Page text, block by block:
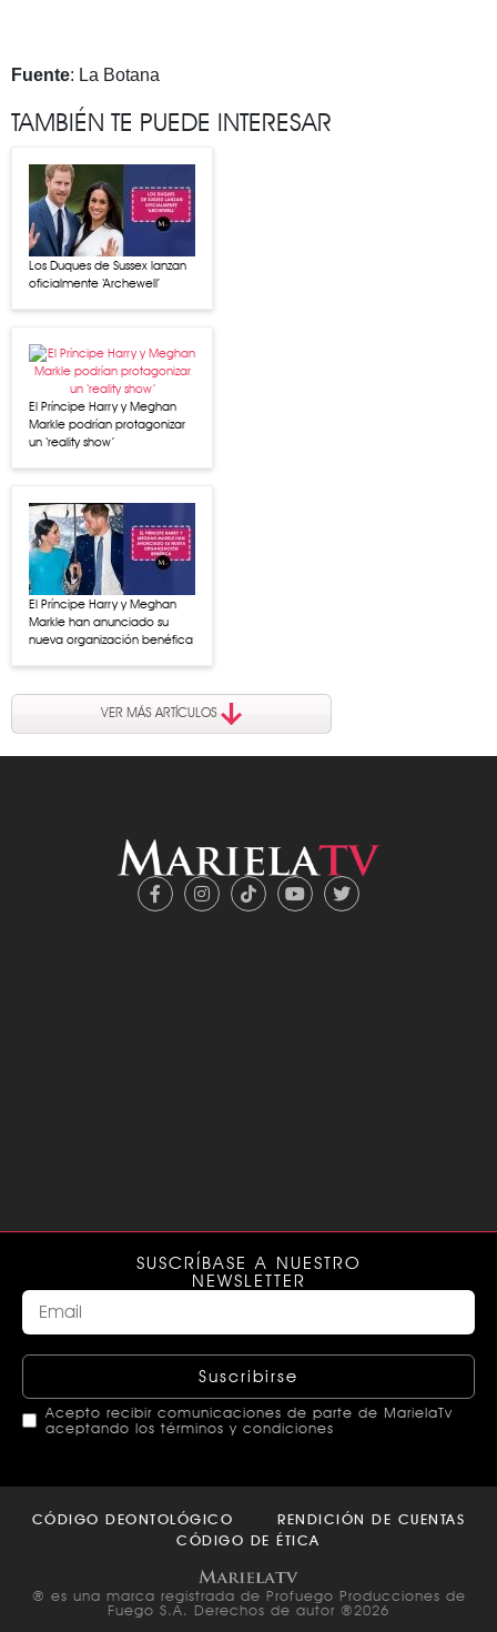
Fuente: La Botana
TAMBIÉN TE PUEDE INTERESAR
Los Duques de Sussex lanzan
oficialmente ‘Archewell’
El Príncipe Harry y Meghan
Markle podrían protagonizar
un ‘reality show’
El Príncipe Harry y Meghan
Markle han anunciado su
nueva organización benéfica
VER MÁS ARTÍCULOS
SUSCRÍBASE A NUESTRO
NEWSLETTER
Suscribirse
Acepto recibir comunicaciones de parte de MarielaTv
aceptando los términos y condiciones
should
CÓDIGO DEONTOLÓGICO
RENDICIÓN DE CUENTAS
CÓDIGO DE ÉTICA
® es una marca registrada de Profuego Producciones de
Fuego S.A. Derechos de autor ®2026